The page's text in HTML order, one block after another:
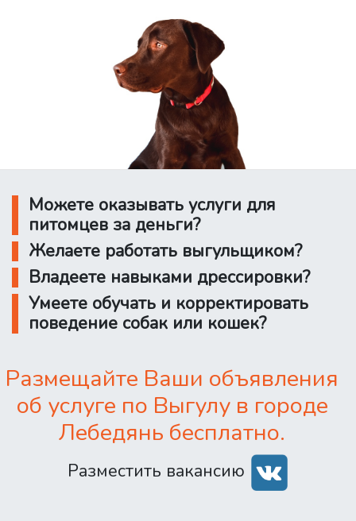
Можете оказывать услуги для
питомцев за деньги?
Желаете работать выгульщиком?
Владеете навыками дрессировки?
Умеете обучать и корректировать
поведение собак или кошек?
Размещайте Ваши объявления
об услуге по Выгулу в городе
Лебедянь бесплатно.
Разместить вакансию